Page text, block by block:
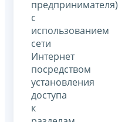
предпринимателя)
с
использованием
сети
Интернет
посредством
установления
доступа
к